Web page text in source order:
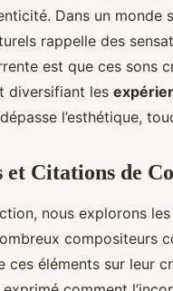
Dans un monde
rappelle des
est que ces sons
diversifiant les
l’esthétique,
Citations de
nous explorons les
compositeurs
ces éléments sur leur